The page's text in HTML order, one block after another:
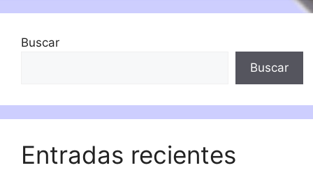
Buscar
Buscar
Entradas recientes